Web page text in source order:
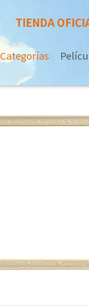
TIENDA
Categorías